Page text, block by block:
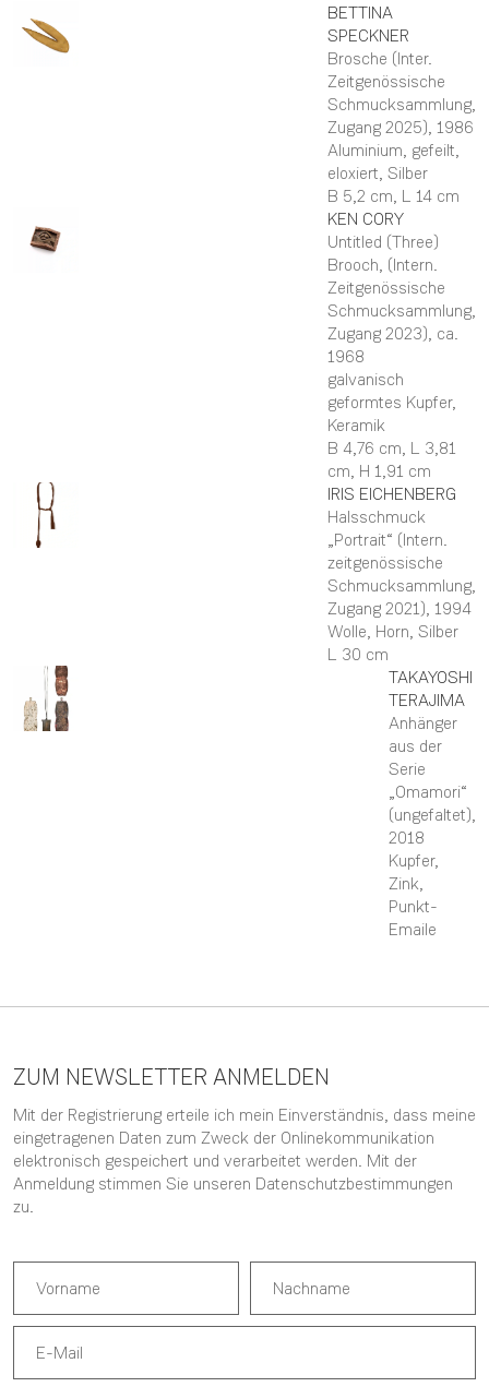
BETTINA
SPECKNER
Brosche (Inter.
Zeitgenössische
Schmucksammlung,
Zugang 2025), 1986
Aluminium, gefeilt,
eloxiert, Silber
B 5,2 cm, L 14 cm
KEN CORY
Untitled (Three)
Brooch, (Intern.
Zeitgenössische
Schmucksammlung,
Zugang 2023), ca.
1968
galvanisch
geformtes Kupfer,
Keramik
B 4,76 cm, L 3,81
cm, H 1,91 cm
IRIS EICHENBERG
Halsschmuck
„Portrait“ (Intern.
zeitgenössische
Schmucksammlung,
Zugang 2021), 1994
Wolle, Horn, Silber
L 30 cm
TAKAYOSHI
TERAJIMA
Anhänger
aus der
Serie
„Omamori“
(ungefaltet),
2018
Kupfer,
Zink,
Punkt-
Emaile
ZUM NEWSLETTER ANMELDEN
Mit der Registrierung erteile ich mein Einverständnis, dass meine
eingetragenen Daten zum Zweck der Onlinekommunikation
elektronisch gespeichert und verarbeitet werden. Mit der
Anmeldung stimmen Sie unseren Datenschutzbestimmungen
zu.